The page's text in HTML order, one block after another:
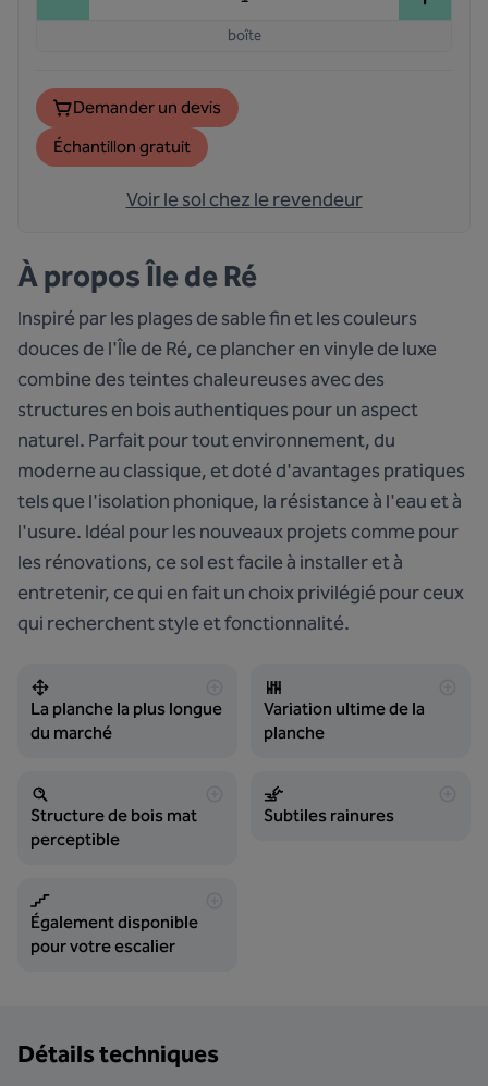
boîte
Demander un devis
Échantillon gratuit
Voir le sol chez le revendeur
À proposÎle de Ré
Inspiré par les plages de sable fin et les couleurs
douces de l'Île de Ré, ce plancher en vinyle de luxe
combine des teintes chaleureuses avec des
structures en bois authentiques pour un aspect
naturel. Parfait pour tout environnement, du
moderne au classique, et doté d'avantages pratiques
tels que l'isolation phonique, la résistance à l'eau et à
l'usure. Idéal pour les nouveaux projets comme pour
les rénovations, ce sol est facile à installer et à
entretenir, ce qui en fait un choix privilégié pour ceux
qui recherchent style et fonctionnalité.
La planche la plus longue
du marché
Variation ultime de la
planche
Structure de bois mat
perceptible
Subtiles rainures
Également disponible
pour votre escalier
Détails techniques